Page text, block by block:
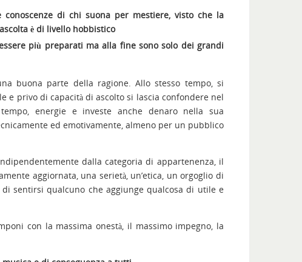
di chi suona per mestiere, visto che la
è di livello hobbistico
più preparati ma alla fine sono solo dei grandi
buona parte della ragione. Allo stesso tempo, si
e privo di capacità di ascolto si lascia confondere nel
energie e investe anche denaro nella sua
ed emotivamente, almeno per un pubblico
dalla categoria di appartenenza, il
aggiornata, una serietà, un’etica, un orgoglio di
sentirsi qualcuno che aggiunge qualcosa di utile e
con la massima onestà, il massimo impegno, la